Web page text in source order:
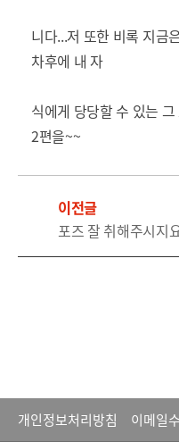
니다...저 또한 비록 지금
차후에 내 자
식에게 당당할 수 있는
2편을~~
이전글
포즈 잘 취해주시지
개인정보처리방침 이메일